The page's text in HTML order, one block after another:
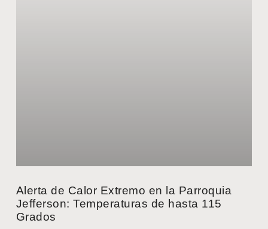
Alerta de Calor Extremo en la Parroquia
Jefferson: Temperaturas de hasta 115
Grados